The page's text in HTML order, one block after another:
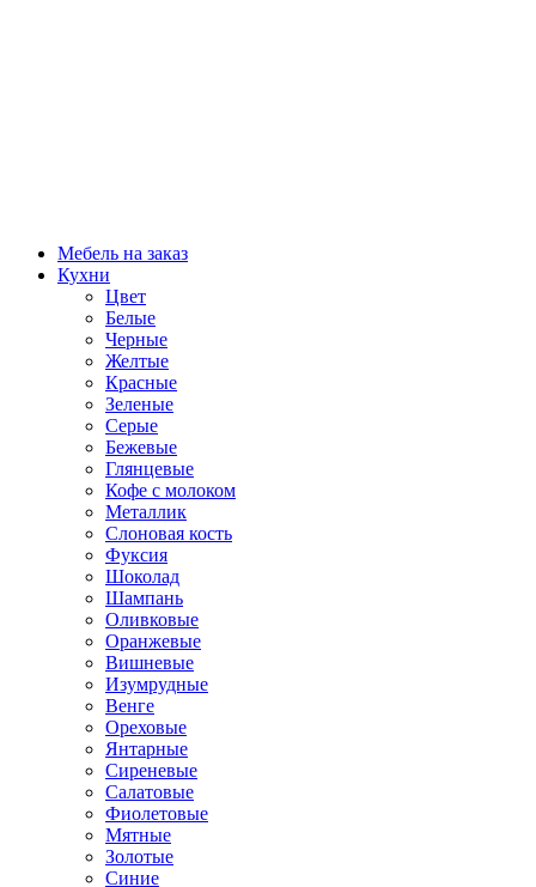
Мебель на заказ
Кухни
Цвет
Белые
Черные
Желтые
Красные
Зеленые
Серые
Бежевые
Глянцевые
Кофе с молоком
Металлик
Слоновая кость
Фуксия
Шоколад
Шампань
Оливковые
Оранжевые
Вишневые
Изумрудные
Венге
Ореховые
Янтарные
Сиреневые
Салатовые
Фиолетовые
Мятные
Золотые
Синие